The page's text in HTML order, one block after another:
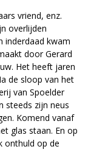
vriend, enz.
overlijden
inderdaad kwam
door Gerard
Het heeft jaren
de sloop van het
van Spoelder
steeds zijn neus
Komend vanaf
glas staan. En op
onthuld op de